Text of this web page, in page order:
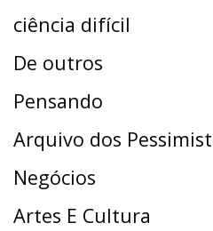
ciência difícil
De outros
Pensando
Arquivo dos
Negócios
Artes E Cultura